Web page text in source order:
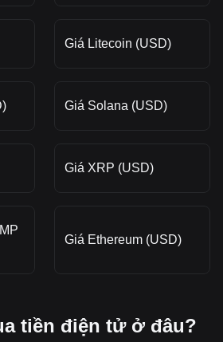
Giá Litecoin (USD)
Giá Solana (USD)
Giá XRP (USD)
Giá Ethereum (USD)
tiền điện tử ở đâu?